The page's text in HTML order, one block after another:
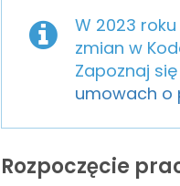
W 2023
zmian w
Zapoznaj
umowach
Rozpoczęcie